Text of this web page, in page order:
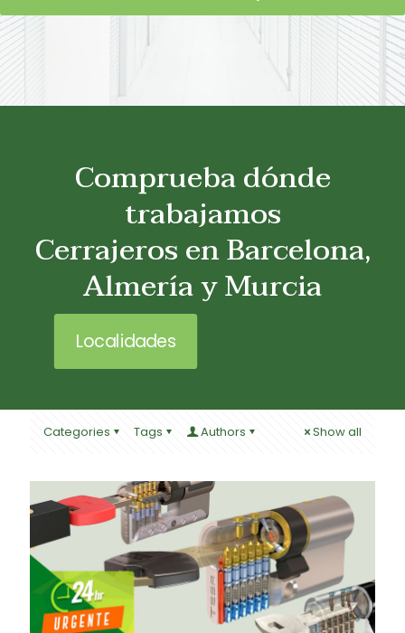
Comprueba dónde
trabajamos
Cerrajeros en Barcelona,
Almería y Murcia
Localidades
Categories Tags Authors Show all